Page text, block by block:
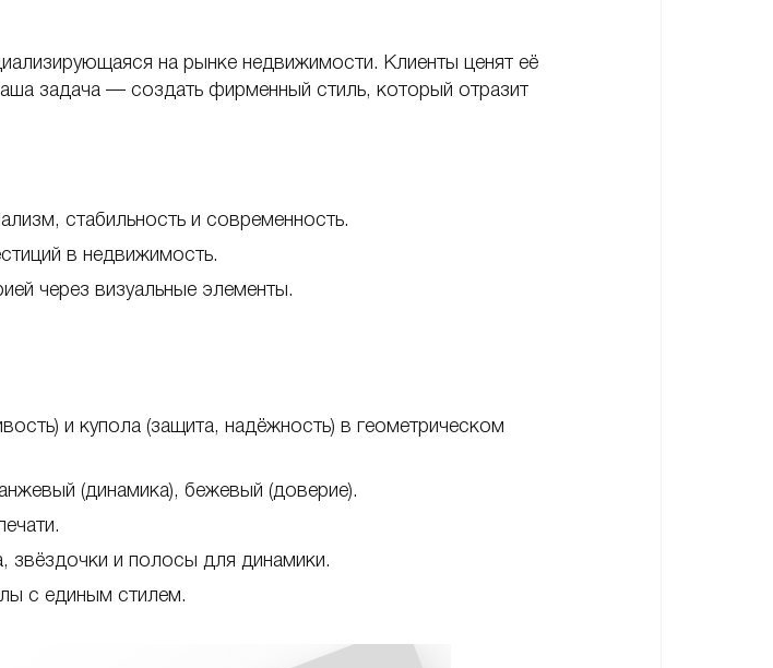
на рынке недвижимости. Клиенты ценят её
задача — создать фирменный стиль, который отразит
стабильность и современность.
в недвижимость.
через визуальные элементы.
и купола (защита, надёжность) в геометрическом
(динамика), бежевый (доверие).
звёздочки и полосы для динамики.
с единым стилем.